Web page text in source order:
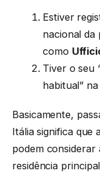
Estiver
nacional da
como
Tiver o seu
habitual”
Basicamente,
Itália significa que
podem considerar
residência